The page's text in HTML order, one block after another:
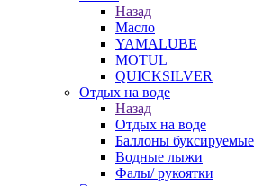
Назад
Масло
YAMALUBE
MOTUL
QUICKSILVER
Отдых на воде
Назад
Отдых на воде
Баллоны буксируемые
Водные лыжи
Фалы/ рукоятки